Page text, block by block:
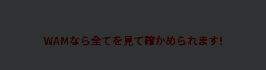
WAMなら全てを見て確かめられます!